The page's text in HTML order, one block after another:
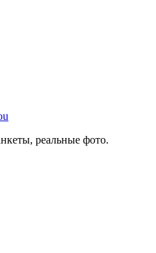
реальные фото.